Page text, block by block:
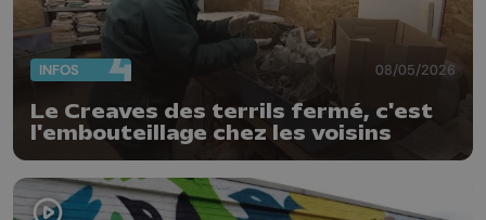
INFOS 08/05/2026
Le Creaves des terrils fermé, c'est
l'embouteillage chez les voisins